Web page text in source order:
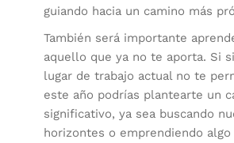
guiando hacia un camino más
También será importante
aquello que ya no te aporta. Si
lugar de trabajo actual no te
este año podrías plantearte un
significativo, ya sea buscando
horizontes o emprendiendo